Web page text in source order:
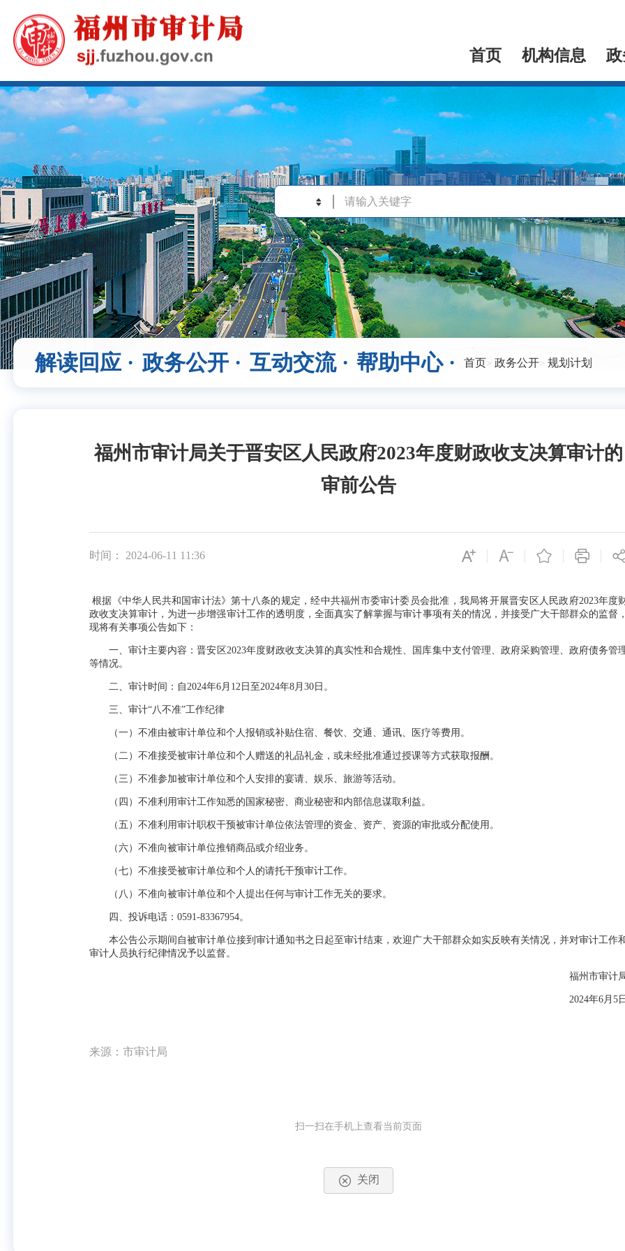
首页 机构信息
解读回应 · 政务公开 · 互动交流 · 帮助中心 · 首页 政务公开 规划计划
福州市审计局关于晋安区人民政府2023年度财政收支决算审计的
审前公告
时间： 2024-06-11 11:36
根据《中华人民共和国审计法》第十八条的规定，经中共福州市委审计委员会批准，我局将开展晋安区人民政府2023年度
政收支决算审计，为进一步增强审计工作的透明度，全面真实了解掌握与审计事项有关的情况，并接受广大干部群众的监督
现将有关事项公告如下：
一、审计主要内容：晋安区2023年度财政收支决算的真实性和合规性、国库集中支付管理、政府采购管理、政府债务管
等情况。
二、审计时间：自2024年6月12日至2024年8月30日。
三、审计“八不准”工作纪律
（一）不准由被审计单位和个人报销或补贴住宿、餐饮、交通、通讯、医疗等费用。
（二）不准接受被审计单位和个人赠送的礼品礼金，或未经批准通过授课等方式获取报酬。
（三）不准参加被审计单位和个人安排的宴请、娱乐、旅游等活动。
（四）不准利用审计工作知悉的国家秘密、商业秘密和内部信息谋取利益。
（五）不准利用审计职权干预被审计单位依法管理的资金、资产、资源的审批或分配使用。
（六）不准向被审计单位推销商品或介绍业务。
（七）不准接受被审计单位和个人的请托干预审计工作。
（八）不准向被审计单位和个人提出任何与审计工作无关的要求。
四、投诉电话：0591-83367954。
本公告公示期间自被审计单位接到审计通知书之日起至审计结束，欢迎广大干部群众如实反映有关情况，并对审计工作
审计人员执行纪律情况予以监督。
福州市审计
2024年6月5
来源：市审计局
扫一扫在手机上查看当前页面
关闭